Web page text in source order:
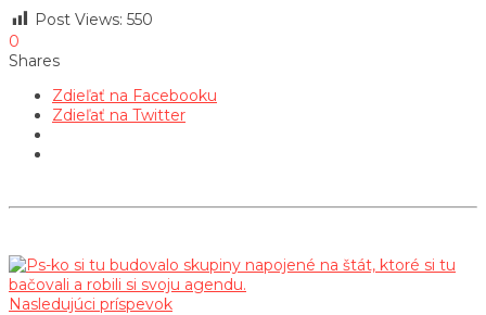
Post Views: 550
0
Shares
Zdieľať na Facebooku
Zdieľať na Twitter
Nasledujúci príspevok